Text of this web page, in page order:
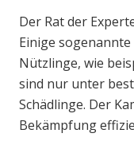
Der Rat der
Einige
Nützlinge, wie
sind nur unter
Schädlinge. Der
Bekämpfung